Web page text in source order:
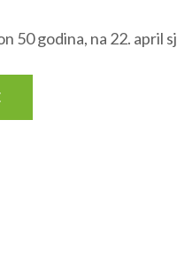
50 godina, na 22. april